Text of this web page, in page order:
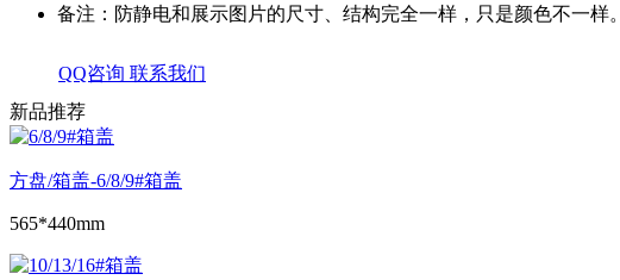
备注：防静电和展示图片的尺寸、结构完全一样，只是颜色不一样。
QQ咨询 联系我们
新品推荐
方盘/箱盖-6/8/9#箱盖
565*440mm